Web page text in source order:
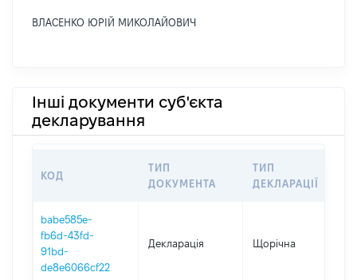
ВЛАСЕНКО ЮРІЙ МИКОЛАЙОВИЧ
Інші документи суб'єкта
декларування
КОД
ТИП
ДОКУМЕНТА
ТИП
ДЕКЛАРАЦІЇ
babe585e-
fb6d-43fd-
91bd-
de8e6066cf22
Декларація Щорічна